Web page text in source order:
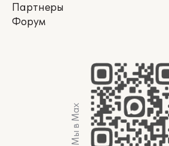
Партнеры
Форум
Мы в Max